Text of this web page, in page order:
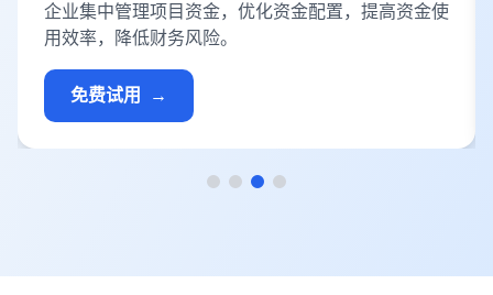
企业集中管理项目资金，优化资金配置，提高资金使
用效率，降低财务风险。
免费试用 →